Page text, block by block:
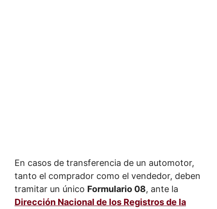
En casos de transferencia de un automotor,
tanto el comprador como el vendedor, deben
tramitar un único Formulario 08, ante la
Dirección Nacional de los Registros de la